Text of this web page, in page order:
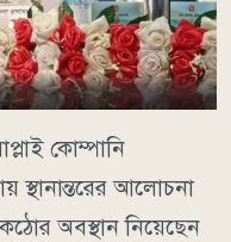
কোম্পানি
স্থানান্তরের আলোচনা
অবস্থান নিয়েছেন